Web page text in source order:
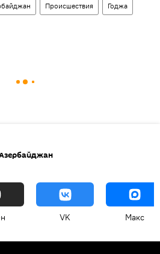
Происшествия Годжа
VK Макс